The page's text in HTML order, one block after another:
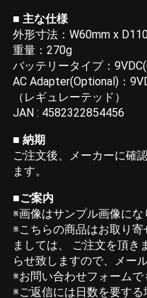
■ 主な仕様
外形寸法：W60mm x
重量：270g
バッテリータイプ：
AC Adapter(Optional)：
（レギュレーテッド）
JAN : 4582322854456
■ 納期
ご注文後、メーカーに確
ます。
■ご案内
※画像はサンプル画像にな
※こちらの商品はお取り
ましては、 ご注文を頂き
らせ致しますので、メー
※お問い合わせフォームで
※ご返信には日数を要する